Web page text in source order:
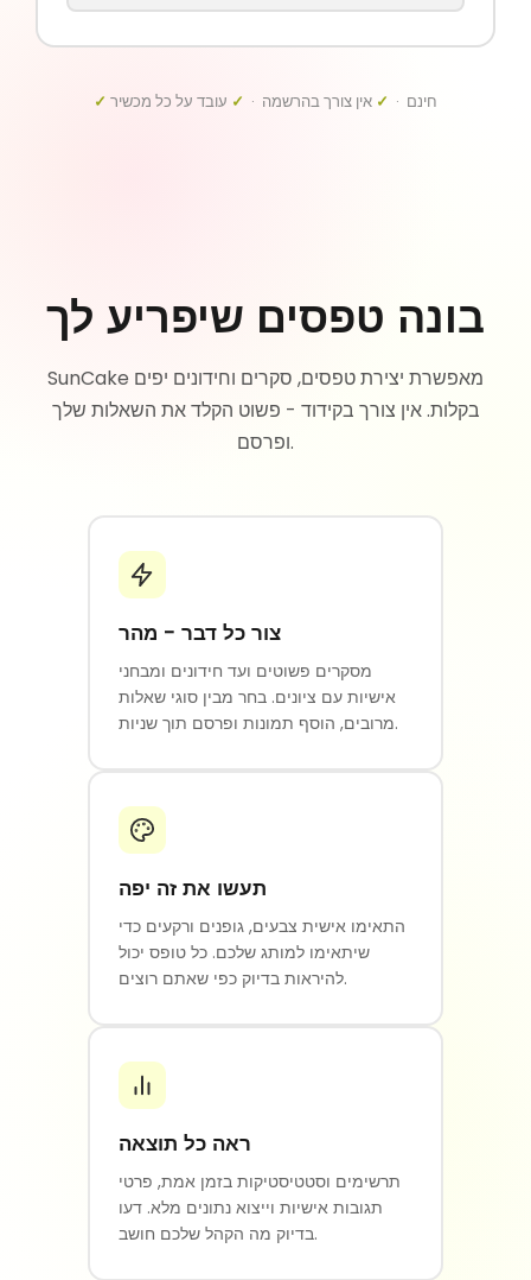
✓ חינם · ✓ אין צורך בהרשמה · ✓ עובד על כל מכשיר
בונה טפסים שיפריע לך
SunCake מאפשרת יצירת טפסים, סקרים וחידונים יפים
בקלות. אין צורך בקידוד - פשוט הקלד את השאלות שלך
ופרסם.
צור כל דבר - מהר
מסקרים פשוטים ועד חידונים ומבחני
אישיות עם ציונים. בחר מבין סוגי שאלות
מרובים, הוסף תמונות ופרסם תוך שניות.
תעשו את זה יפה
התאימו אישית צבעים, גופנים ורקעים כדי
שיתאימו למותג שלכם. כל טופס יכול
להיראות בדיוק כפי שאתם רוצים.
ראה כל תוצאה
תרשימים וסטטיסטיקות בזמן אמת, פרטי
תגובות אישיות וייצוא נתונים מלא. דעו
בדיוק מה הקהל שלכם חושב.